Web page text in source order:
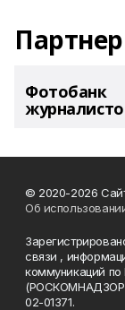
Фотобанк
© 2020-2026
Об
связи ,
коммуникаций по
02-01371.